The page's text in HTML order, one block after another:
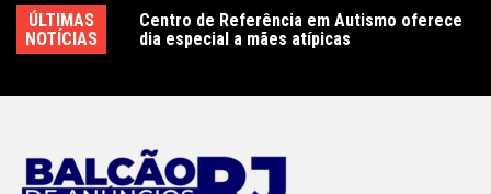
para
ÚLTIMAS
NOTÍCIAS
Centro de Referência em Autismo oferece
dia especial a mães atípicas
Clin moderniza uniformes e reforça cuidado
com a saúde dos garis – Prefeitura